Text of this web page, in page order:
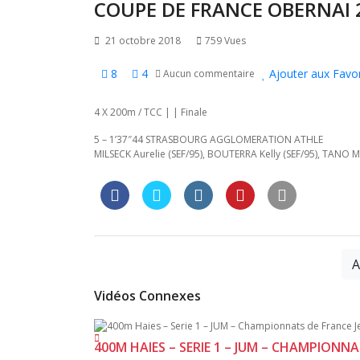
COUPE DE FRANCE OBERNAI
21 octobre 2018 759 Vues
8 4 Aucun commentaire Ajouter aux
4 X 200m / TCC | | Finale
5 – 1’37″44 STRASBOURG AGGLOMERATION ATHLE
MILSECK Aurelie (SEF/95), BOUTERRA Kelly (SEF/95), TANO
Vidéos Connexes
400M HAIES – SERIE 1 – JUM –